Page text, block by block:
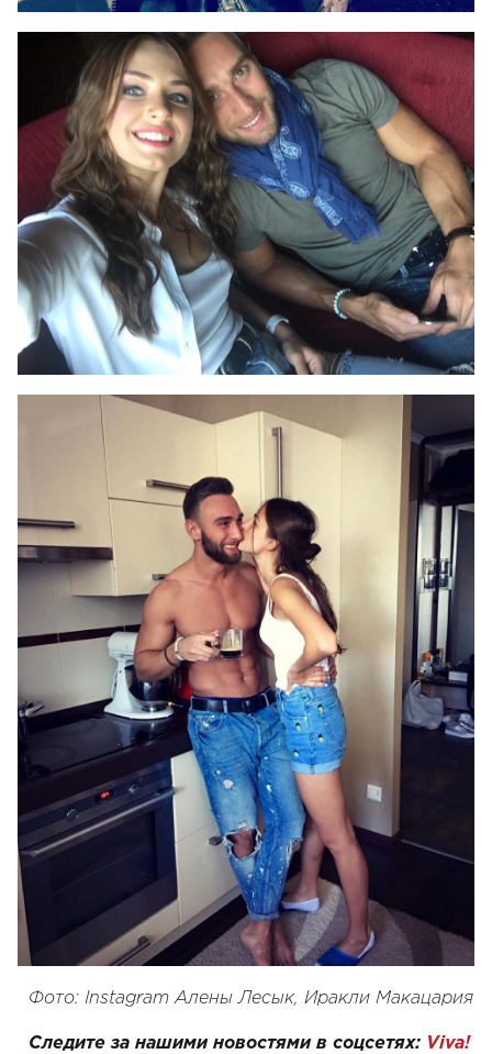
Фото: Instagram Алены Лесык, Иракли Макацария
Следите за нашими новостями в соцсетях: Viva!